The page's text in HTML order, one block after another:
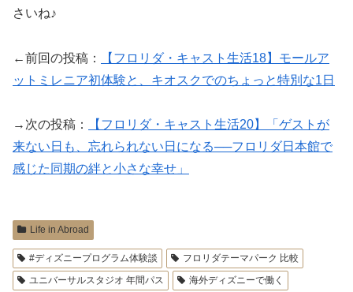
さいね♪
←前回の投稿：
【フロリダ・キャスト生活18】モールア
ットミレニア初体験と、キオスクでのちょっと特別な1日
→次の投稿：
【フロリダ・キャスト生活20】「ゲストが
来ない日も、忘れられない日になる──フロリダ日本館で
感じた同期の絆と小さな幸せ」
Life in Abroad
#ディズニープログラム体験談
フロリダテーマパーク 比較
ユニバーサルスタジオ 年間パス
海外ディズニーで働く